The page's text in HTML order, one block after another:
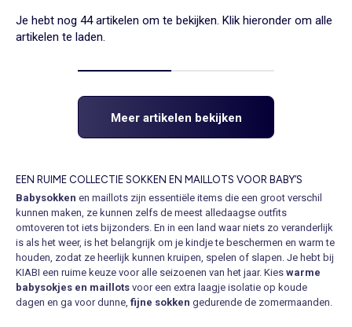
Je hebt nog 44 artikelen om te bekijken. Klik hieronder om alle
artikelen te laden.
Meer artikelen bekijken
EEN RUIME COLLECTIE SOKKEN EN MAILLOTS VOOR BABY’S
Babysokken en maillots zijn essentiële items die een groot verschil
kunnen maken, ze kunnen zelfs de meest alledaagse outfits
omtoveren tot iets bijzonders. En in een land waar niets zo veranderlijk
is als het weer, is het belangrijk om je kindje te beschermen en warm te
houden, zodat ze heerlijk kunnen kruipen, spelen of slapen. Je hebt bij
KIABI een ruime keuze voor alle seizoenen van het jaar. Kies warme
babysokjes en maillots voor een extra laagje isolatie op koude
dagen en ga voor dunne, fijne sokken gedurende de zomermaanden.